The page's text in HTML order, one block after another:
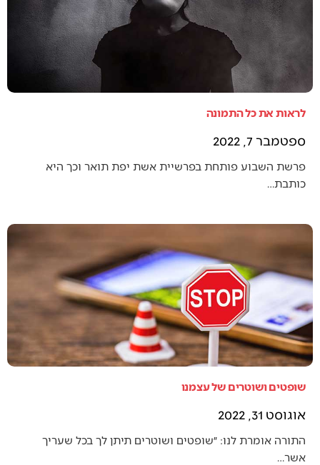
לראות את כל התמונה
ספטמבר 7, 2022
פרשת השבוע פותחת בפרשיית אשת יפת תואר וכך היא
כותבת…
שופטים ושוטרים של עצמנו
אוגוסט 31, 2022
התורה אומרת לנו: ״שופטים ושוטרים תיתן לך בכל שעריך
אשר…